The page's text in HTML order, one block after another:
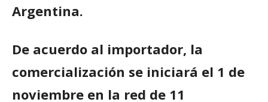
Argentina.
De acuerdo al importador, la
comercialización se iniciará el 1 de
noviembre en la red de 11